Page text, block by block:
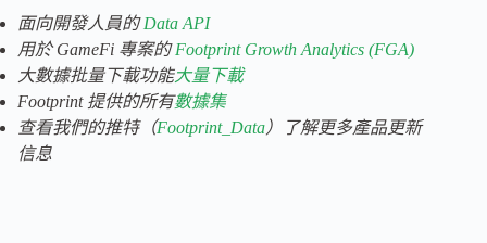
面向開發人員的Data API
用於 GameFi 專案的Footprint Growth Analytics (FGA)
大數據批量下載功能大量下載
Footprint 提供的所有數據集
查看我們的推特（Footprint_Data）了解更多產品更新
信息